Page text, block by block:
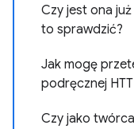
Czy jest ona
to sprawdzić?
Jak mogę
podręcznej
Czy jako